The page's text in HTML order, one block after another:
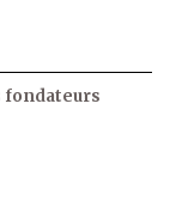
fondateurs